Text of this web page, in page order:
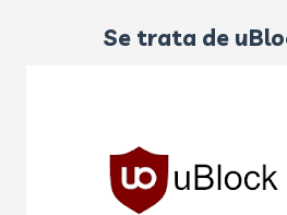
Se trata de